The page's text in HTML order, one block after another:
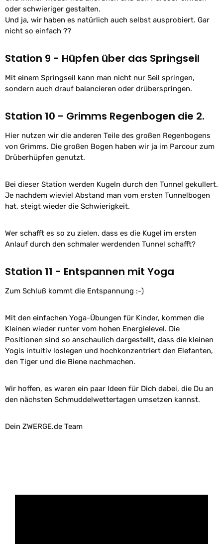
oder schwieriger gestalten.
Und ja, wir haben es natürlich auch selbst ausprobiert. Gar
nicht so einfach ??
Station 9 - Hüpfen über das Springseil
Mit einem Springseil kann man nicht nur Seil springen,
sondern auch drauf balancieren oder drüberspringen.
Station 10 - Grimms Regenbogen die 2.
Hier nutzen wir die anderen Teile des großen Regenbogens
von Grimms. Die großen Bogen haben wir ja im Parcour zum
Drüberhüpfen genutzt.
Bei dieser Station werden Kugeln durch den Tunnel gekullert.
Je nachdem wieviel Abstand man vom ersten Tunnelbogen
hat, steigt wieder die Schwierigkeit.
Wer schafft es so zu zielen, dass es die Kugel im ersten
Anlauf durch den schmaler werdenden Tunnel schafft?
Station 11 - Entspannen mit Yoga
Zum Schluß kommt die Entspannung :-)
Mit den einfachen Yoga-Übungen für Kinder, kommen die
Kleinen wieder runter vom hohen Energielevel. Die
Positionen sind so anschaulich dargestellt, dass die kleinen
Yogis intuitiv loslegen und hochkonzentriert den Elefanten,
den Tiger und die Biene nachmachen.
Wir hoffen, es waren ein paar Ideen für Dich dabei, die Du an
den nächsten Schmuddelwettertagen umsetzen kannst.
Dein ZWERGE.de Team